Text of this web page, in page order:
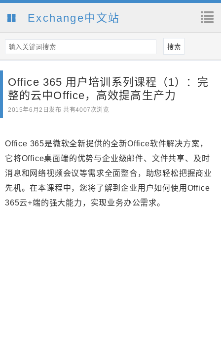
Exchange中文站
Office 365 用户培训系列课程（1）：完
整的云中Office，高效提高生产力
2015年6月2日发布 共有4007次浏览
Office 365是微软全新提供的全新Office软件解决方案，
它将Office桌面端的优势与企业级邮件、文件共享、及时
消息和网络视频会议等需求全面整合，助您轻松把握商业
先机。在本课程中，您将了解到企业用户如何使用Office
365云+端的强大能力，实现业务办公需求。